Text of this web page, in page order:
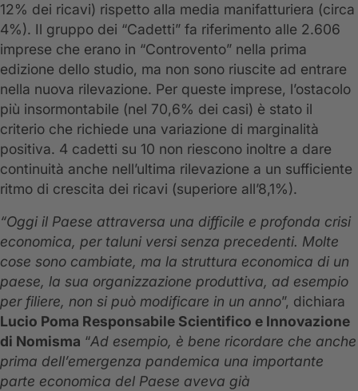
12% dei ricavi) rispetto alla media manifatturiera (circa
4%). Il gruppo dei “Cadetti” fa riferimento alle 2.606
imprese che erano in “Controvento” nella prima
edizione dello studio, ma non sono riuscite ad entrare
nella nuova rilevazione. Per queste imprese, l’ostacolo
più insormontabile (nel 70,6% dei casi) è stato il
criterio che richiede una variazione di marginalità
positiva. 4 cadetti su 10 non riescono inoltre a dare
continuità anche nell’ultima rilevazione a un sufficiente
ritmo di crescita dei ricavi (superiore all’8,1%).
“Oggi il Paese attraversa una difficile e profonda crisi
economica, per taluni versi senza precedenti. Molte
cose sono cambiate, ma la struttura economica di un
paese, la sua organizzazione produttiva, ad esempio
per filiere, non si può modificare in un anno”, dichiara
Lucio Poma Responsabile Scientifico e Innovazione
di Nomisma “Ad esempio, è bene ricordare che anche
prima dell’emergenza pandemica una importante
parte economica del Paese aveva già